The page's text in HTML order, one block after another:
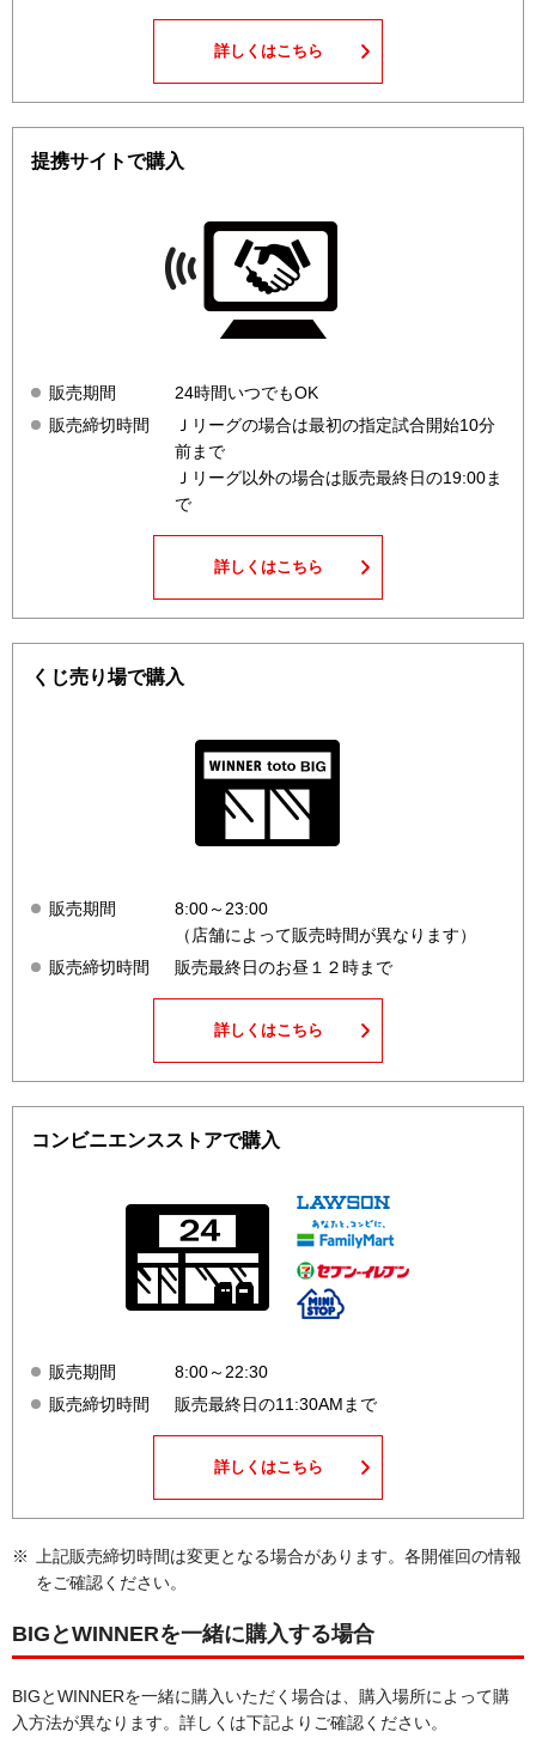
詳しくはこちら
提携サイトで購入
販売期間
24時間いつでもOK
販売締切時間
Ｊリーグの場合は最初の指定試合開始10分
前まで
Ｊリーグ以外の場合は販売最終日の19:00ま
で
詳しくはこちら
くじ売り場で購入
販売期間
8:00～23:00
（店舗によって販売時間が異なります）
販売締切時間
販売最終日のお昼１２時まで
詳しくはこちら
コンビニエンスストアで購入
販売期間
8:00～22:30
販売締切時間
販売最終日の11:30AMまで
詳しくはこちら
上記販売締切時間は変更となる場合があります。各開催回の情報
をご確認ください。
BIGとWINNERを一緒に購入する場合
BIGとWINNERを一緒に購入いただく場合は、購入場所によって購
入方法が異なります。詳しくは下記よりご確認ください。